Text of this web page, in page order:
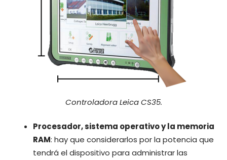
Controladora Leica CS35.
Procesador, sistema operativo y la memoria
RAM: hay que considerarlos por la potencia que
tendrá el dispositivo para administrar las